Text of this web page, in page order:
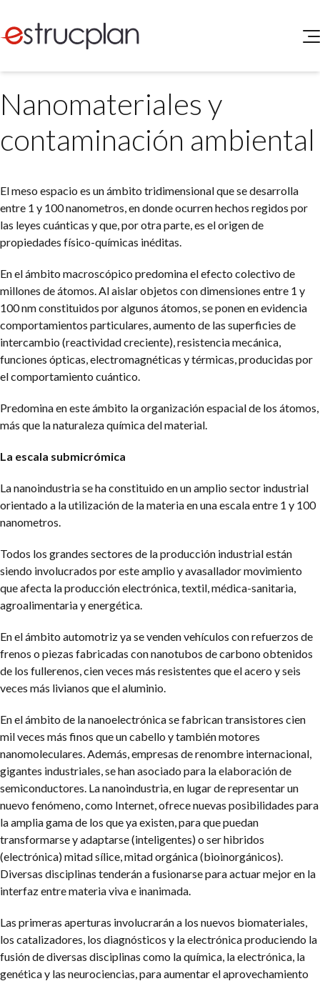
SERVICIOS
Medio Ambiente
INGRESAR
Buscador de Legislación
Matriz Premium
Matriz Profesional
Nanomateriales y
contaminación ambiental
El meso espacio es un ámbito tridimensional que se desarrolla
entre 1 y 100 nanometros, en donde ocurren hechos regidos por
las leyes cuánticas y que, por otra parte, es el origen de
propiedades físico-químicas inéditas.
En el ámbito macroscópico predomina el efecto colectivo de
millones de átomos. Al aislar objetos con dimensiones entre 1 y
100 nm constituidos por algunos átomos, se ponen en evidencia
comportamientos particulares, aumento de las superficies de
intercambio (reactividad creciente), resistencia mecánica,
funciones ópticas, electromagnéticas y térmicas, producidas por
el comportamiento cuántico.
Predomina en este ámbito la organización espacial de los átomos,
más que la naturaleza química del material.
La escala submicrómica
La nanoindustria se ha constituido en un amplio sector industrial
orientado a la utilización de la materia en una escala entre 1 y 100
nanometros.
Todos los grandes sectores de la producción industrial están
siendo involucrados por este amplio y avasallador movimiento
que afecta la producción electrónica, textil, médica-sanitaria,
agroalimentaria y energética.
En el ámbito automotriz ya se venden vehículos con refuerzos de
frenos o piezas fabricadas con nanotubos de carbono obtenidos
de los fullerenos, cien veces más resistentes que el acero y seis
veces más livianos que el aluminio.
En el ámbito de la nanoelectrónica se fabrican transistores cien
mil veces más finos que un cabello y también motores
nanomoleculares. Además, empresas de renombre internacional,
gigantes industriales, se han asociado para la elaboración de
semiconductores. La nanoindustria, en lugar de representar un
nuevo fenómeno, como Internet, ofrece nuevas posibilidades para
la amplia gama de los que ya existen, para que puedan
transformarse y adaptarse (inteligentes) o ser hibridos
(electrónica) mitad sílice, mitad orgánica (bioinorgánicos).
Diversas disciplinas tenderán a fusionarse para actuar mejor en la
interfaz entre materia viva e inanimada.
Las primeras aperturas involucrarán a los nuevos biomateriales,
los catalizadores, los diagnósticos y la electrónica produciendo la
fusión de diversas disciplinas como la química, la electrónica, la
genética y las neurociencias, para aumentar el aprovechamiento